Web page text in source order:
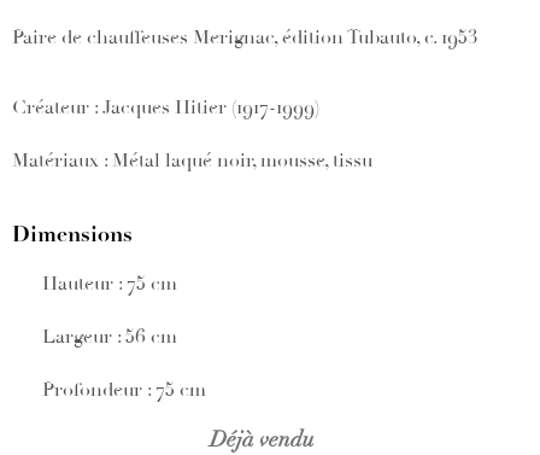
Paire de chauffeuses Merignac, édition Tubauto, c. 1953
Créateur : Jacques Hitier (1917-1999)
Matériaux : Métal laqué noir, mousse, tissu
Dimensions
Hauteur : 75 cm
Largeur : 56 cm
Profondeur : 75 cm
Déjà vendu